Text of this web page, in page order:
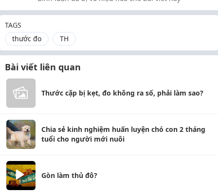
TAGS
thước đo
TH
Bài viết liên quan
Thước cặp bị kẹt, đo không ra số, phải làm sao?
Chia sẻ kinh nghiệm huấn luyện chó con 2 tháng
tuổi cho người mới nuôi
Gòn làm thủ đô?